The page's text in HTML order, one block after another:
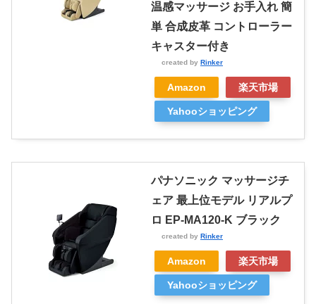
温感マッサージ お手入れ 簡
単 合成皮革 コントローラー
キャスター付き
created by Rinker
Amazon 楽天市場
Yahooショッピング
パナソニック マッサージチ
ェア 最上位モデル リアルプ
ロ EP-MA120-K ブラック
created by Rinker
Amazon 楽天市場
Yahooショッピング